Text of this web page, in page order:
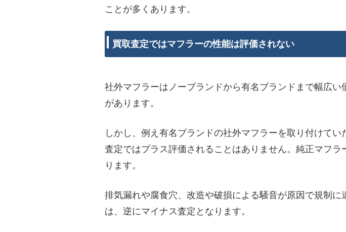
ことが多くあります。
買取査定ではマフラーの性能は評価されない
社外マフラーはノーブランドから有名ブランドまで幅広い
があります。
しかし、例え有名ブランドの社外マフラーを取り付けてい
査定ではプラス評価されることはありません。純正マフラ
ります。
排気漏れや腐食穴、改造や破損による騒音が原因で規制に
は、逆にマイナス査定となります。